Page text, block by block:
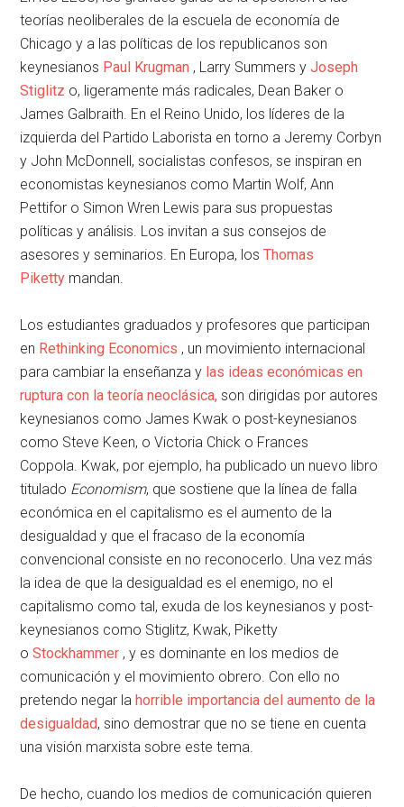
teorías neoliberales de la escuela de economía de
Chicago y a las políticas de los republicanos son
keynesianos Paul Krugman , Larry Summers yJoseph
Stiglitz o, ligeramente más radicales, Dean Baker o
James Galbraith. En el Reino Unido, los líderes de la
izquierda del Partido Laborista en torno a Jeremy Corbyn
y John McDonnell, socialistas confesos, se inspiran en
economistas keynesianos como Martin Wolf, Ann
Pettifor o Simon Wren Lewis para sus propuestas
políticas y análisis. Los invitan a sus consejos de
asesores y seminarios. En Europa, losThomas
Piketty mandan.
Los estudiantes graduados y profesores que participan
en Rethinking Economics , un movimiento internacional
para cambiar la enseñanza y las ideas económicas en
ruptura con la teoría neoclásica, son dirigidas por autores
keynesianos como James Kwak o post-keynesianos
como Steve Keen, o Victoria Chick o Frances
Coppola. Kwak, por ejemplo, ha publicado un nuevo libro
titulado Economism, que sostiene que la línea de falla
económica en el capitalismo es el aumento de la
desigualdad y que el fracaso de la economía
convencional consiste en no reconocerlo. Una vez más
la idea de que la desigualdad es el enemigo, no el
capitalismo como tal, exuda de los keynesianos y post-
keynesianos como Stiglitz, Kwak, Piketty
oStockhammer , y es dominante en los medios de
comunicación y el movimiento obrero. Con ello no
pretendo negar lahorrible importancia del aumento de la
desigualdad, sino demostrar que no se tiene en cuenta
una visión marxista sobre este tema.
De hecho, cuando los medios de comunicación quieren